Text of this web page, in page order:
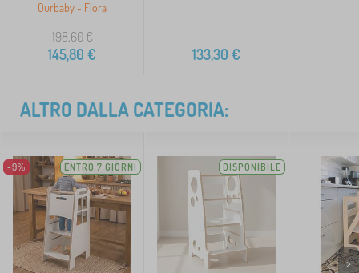
Ourbaby - Fiora
198,60€
145,80 € 133,30 €
ALTRO DALLA CATEGORIA:
-9% ENTRO 7 GIORNI DISPONIBILE
>